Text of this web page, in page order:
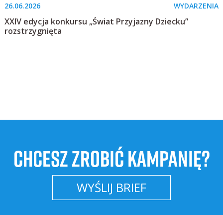
26.06.2026 WYDARZENIA
XXIV edycja konkursu „Świat Przyjazny Dziecku”
rozstrzygnięta
CHCESZ ZROBIĆ KAMPANIĘ?
WYŚLIJ BRIEF